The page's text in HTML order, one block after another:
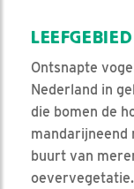
LEEFGEBIED
Ontsnapte
Nederland in
die bomen de
mandarijneend
buurt van